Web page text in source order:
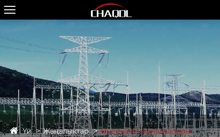
Үй Жаңалықтар Өнеркәсіп жаңалықтары